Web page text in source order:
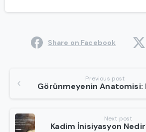
Share on Facebook
Reading
Previous post
Next post